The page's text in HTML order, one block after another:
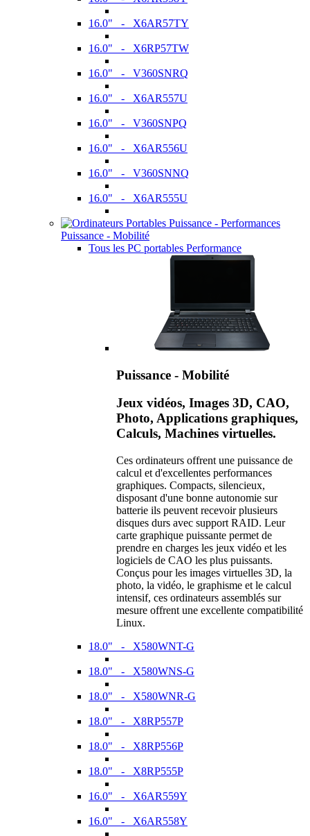
16.0" - X6AR57TY
16.0" - X6RP57TW
16.0" - V360SNRQ
16.0" - X6AR557U
16.0" - V360SNPQ
16.0" - X6AR556U
16.0" - V360SNNQ
16.0" - X6AR555U
Puissance - Mobilité
Tous les PC portables Performance
Puissance - Mobilité
Jeux vidéos, Images 3D, CAO,
Photo, Applications graphiques,
Calculs, Machines virtuelles.
Ces ordinateurs offrent une puissance de
calcul et d'excellentes performances
graphiques. Compacts, silencieux,
disposant d'une bonne autonomie sur
batterie ils peuvent recevoir plusieurs
disques durs avec support RAID. Leur
carte graphique puissante permet de
prendre en charges les jeux vidéo et les
logiciels de CAO les plus puissants.
Conçus pour les images virtuelles 3D, la
photo, la vidéo, le graphisme et le calcul
intensif, ces ordinateurs assemblés sur
mesure offrent une excellente compatibilité
Linux.
18.0" - X580WNT-G
18.0" - X580WNS-G
18.0" - X580WNR-G
18.0" - X8RP557P
18.0" - X8RP556P
18.0" - X8RP555P
16.0" - X6AR559Y
16.0" - X6AR558Y